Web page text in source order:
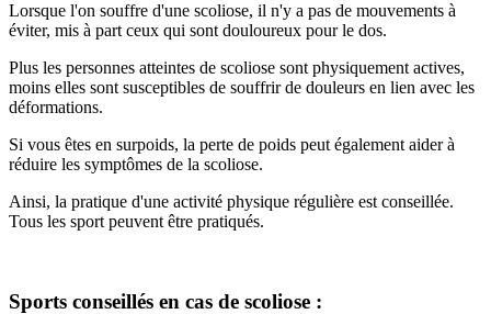
Lorsque l'on souffre d'une scoliose, il n'y a pas de mouvements à
éviter, mis à part ceux qui sont douloureux pour le dos.
Plus les personnes atteintes de scoliose sont physiquement actives,
moins elles sont susceptibles de souffrir de douleurs en lien avec les
déformations.
Si vous êtes en surpoids, la perte de poids peut également aider à
réduire les symptômes de la scoliose.
Ainsi, la pratique d'une activité physique régulière est conseillée.
Tous les sport peuvent être pratiqués.
Sports conseillés en cas de scoliose :